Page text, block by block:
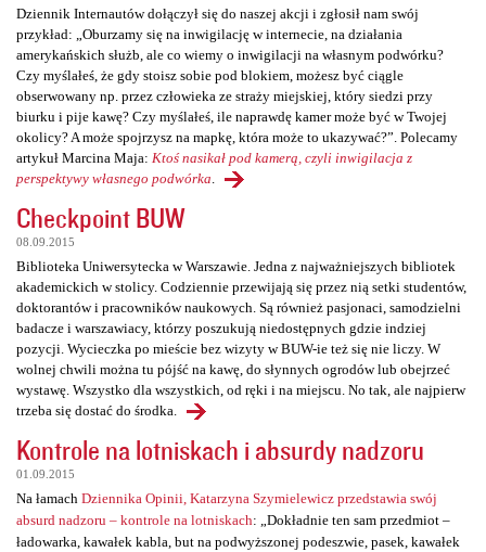
Dziennik Internautów dołączył się do naszej akcji i zgłosił nam swój
przykład: „Oburzamy się na inwigilację w internecie, na działania
amerykańskich służb, ale co wiemy o inwigilacji na własnym podwórku?
Czy myślałeś, że gdy stoisz sobie pod blokiem, możesz być ciągle
obserwowany np. przez człowieka ze straży miejskiej, który siedzi przy
biurku i pije kawę? Czy myślałeś, ile naprawdę kamer może być w Twojej
okolicy? A może spojrzysz na mapkę, która może to ukazywać?”. Polecamy
artykuł Marcina Maja: Ktoś nasikał pod kamerą, czyli inwigilacja z
perspektywy własnego podwórka
Checkpoint BUW
08.09.2015
Biblioteka Uniwersytecka w Warszawie. Jedna z najważniejszych bibliotek
akademickich w stolicy. Codziennie przewijają się przez nią setki studentów,
doktorantów i pracowników naukowych. Są również pasjonaci, samodzielni
badacze i warszawiacy, którzy poszukują niedostępnych gdzie indziej
pozycji. Wycieczka po mieście bez wizyty w BUW-ie też się nie liczy. W
wolnej chwili można tu pójść na kawę, do słynnych ogrodów lub obejrzeć
wystawę. Wszystko dla wszystkich, od ręki i na miejscu. No tak, ale najpierw
trzeba się dostać do środka.
Kontrole na lotniskach i absurdy nadzoru
01.09.2015
Na łamach Dziennika Opinii, Katarzyna Szymielewicz przedstawia swój
absurd nadzoru – kontrole na lotniskach: „Dokładnie ten sam przedmiot –
ładowarka, kawałek kabla, but na podwyższonej podeszwie, pasek, kawałek